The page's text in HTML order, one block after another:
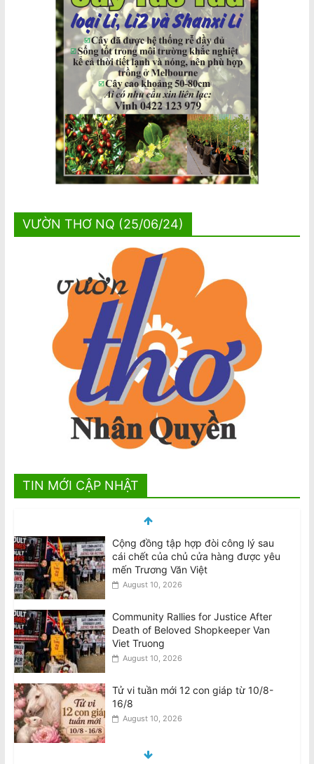
VƯỜN THƠ NQ (25/06/24)
TIN MỚI CẬP NHẬT
Community Rallies for Justice After
Death of Beloved Shopkeeper Van
Viet Truong
August 10, 2026
Tử vi tuần mới 12 con giáp từ 10/8-
16/8
August 10, 2026
Tử vi tuần mới 12 cung hoàng đạo
10/8-16/8
August 10, 2026
Úc chi $736 triệu mua 450 tên lửa